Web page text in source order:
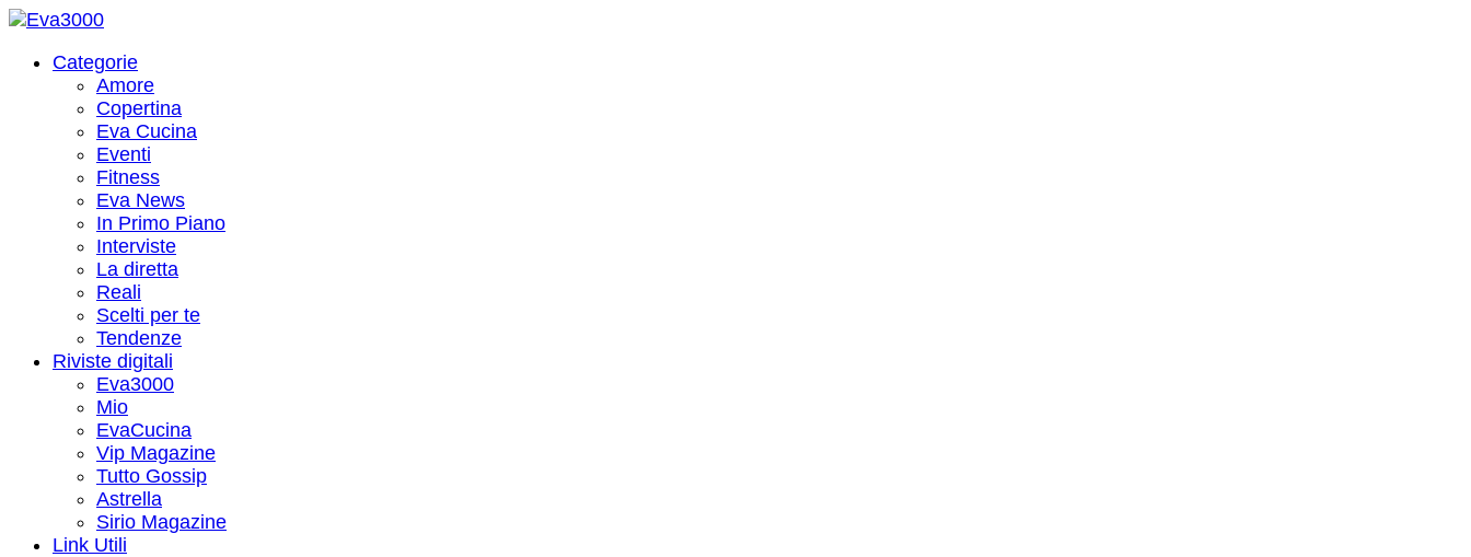
Categorie
Amore
Copertina
Eva Cucina
Eventi
Fitness
Eva News
In Primo Piano
Interviste
La diretta
Reali
Scelti per te
Tendenze
Riviste digitali
Eva3000
Mio
EvaCucina
Vip Magazine
Tutto Gossip
Astrella
Sirio Magazine
Link Utili